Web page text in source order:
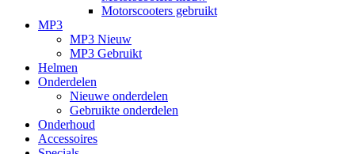
Motorscooters gebruikt
MP3
MP3 Nieuw
MP3 Gebruikt
Helmen
Onderdelen
Nieuwe onderdelen
Gebruikte onderdelen
Onderhoud
Accessoires